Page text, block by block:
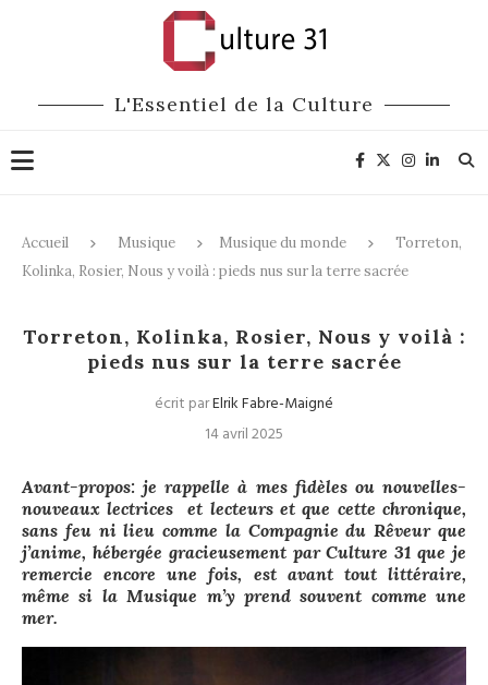
L'Essentiel de la Culture
Accueil Musique Musique du monde
Torreton,
Kolinka, Rosier, Nous y voilà : pieds nus sur la terre sacrée
Torreton, Kolinka, Rosier, Nous y voilà :
pieds nus sur la terre sacrée
écrit parElrik Fabre-Maigné
14 avril 2025
Avant-propos: je rappelle à mes fidèles ou nouvelles-
nouveaux lectrices et lecteurs et que cette chronique,
sans feu ni lieu comme la Compagnie du Rêveur que
j’anime, hébergée gracieusement par Culture 31 que je
remercie encore une fois, est avant tout littéraire,
même si la Musique m’y prend souvent comme une
mer.